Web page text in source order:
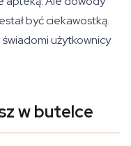
być ciekawostką.
użytkownicy
w butelce